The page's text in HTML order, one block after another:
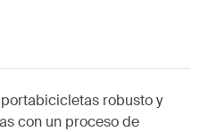
portabicicletas robusto y
con un proceso de